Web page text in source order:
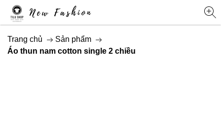
Trang chủ
Sản phẩm
Áo thun nam cotton single 2 chiều